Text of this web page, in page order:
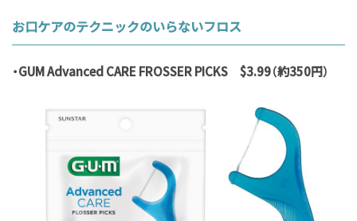
お口ケアのテクニックのいらないフロス
・GUM Advanced CARE FROSSER PICKS $3.99（約350円）